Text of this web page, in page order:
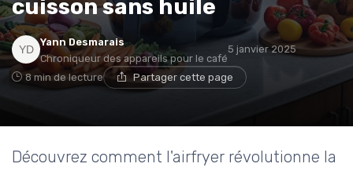
cuisson sans huile
Yann Desmarais
Chroniqueur des appareils pour le café
5 janvier 2025
8 min de lecture Partager cette page
Découvrez comment l'airfryer révolutionne la
* En m'inscrivant, j'accepte de recevoir la newsletter
d'Appareils Ménagers et les offres de ses partenaires.
Non merci, peut-être plus tard